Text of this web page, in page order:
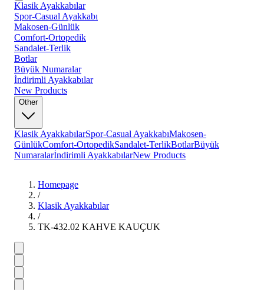
Klasik Ayakkabılar
Spor-Casual Ayakkabı
Makosen-Günlük
Comfort-Ortopedik
Sandalet-Terlik
Botlar
Büyük Numaralar
İndirimli Ayakkabılar
New Products
Other
Klasik AyakkabılarSpor-Casual AyakkabıMakosen-
GünlükComfort-OrtopedikSandalet-TerlikBotlarBüyük
Numaralarİndirimli AyakkabılarNew Products
Homepage
/
Klasik Ayakkabılar
/
TK-432.02 KAHVE KAUÇUK